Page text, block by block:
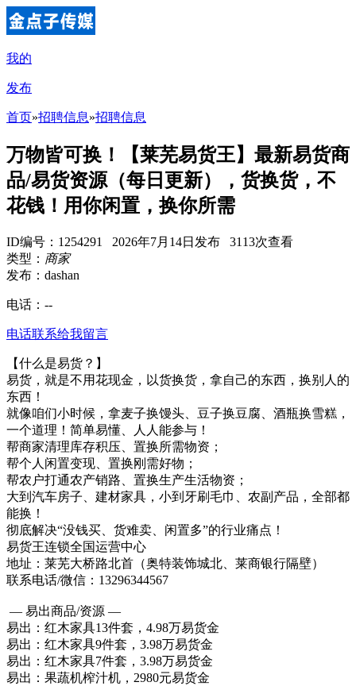
我的
发布
首页»招聘信息»招聘信息
万物皆可换！【莱芜易货王】最新易货商
品/易货资源（每日更新），货换货，不
花钱！用你闲置，换你所需
ID编号：1254291 2026年7月14日发布 3113次查看
类型： 商家
发布：dashan
电话： --
电话联系给我留言
【什么是易货？】
易货，就是不用花现金，以货换货，拿自己的东西，换别人的
东西！
就像咱们小时候，拿麦子换馒头、豆子换豆腐、酒瓶换雪糕，
一个道理！简单易懂、人人能参与！
帮商家清理库存积压、置换所需物资；
帮个人闲置变现、置换刚需好物；
帮农户打通农产销路、置换生产生活物资；
大到汽车房子、建材家具，小到牙刷毛巾、农副产品，全部都
能换！
彻底解决“没钱买、货难卖、闲置多”的行业痛点！
易货王连锁全国运营中心
地址：莱芜大桥路北首（奥特装饰城北、莱商银行隔壁）
联系电话/微信：13296344567
— 易出商品/资源 —
易出：红木家具13件套，4.98万易货金
易出：红木家具9件套，3.98万易货金
易出：红木家具7件套，3.98万易货金
易出：果蔬机榨汁机，2980元易货金